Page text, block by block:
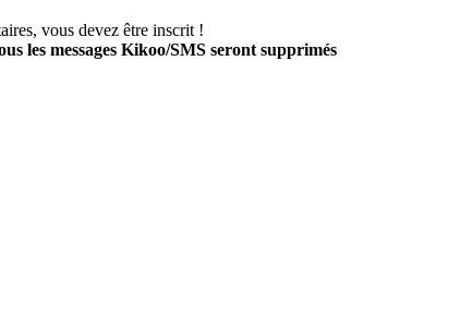
vous devez être inscrit !
les messages Kikoo/SMS seront supprimés